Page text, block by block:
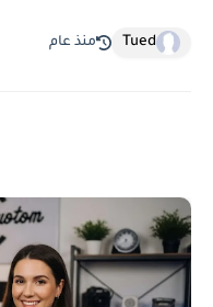
Tued منذ عام